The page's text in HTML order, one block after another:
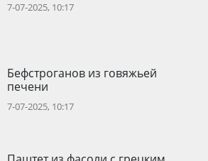
7-07-2025, 10:17
Бефстроганов из говяжьей
печени
7-07-2025, 10:17